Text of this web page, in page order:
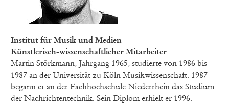
Institut für Musik und Medien
Künstlerisch-wissenschaftlicher Mitarbeiter
Martin Störkmann, Jahrgang 1965, studierte von 1986 bis
1987 an der Universität zu Köln Musikwissenschaft. 1987
begann er an der Fachhochschule Niederrhein das Studium
der Nachrichtentechnik. Sein Diplom erhielt er 1996.